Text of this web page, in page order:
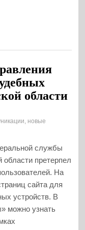
области
новые
службы
претерпел
На
сайта для
устройств. В
можно узнать